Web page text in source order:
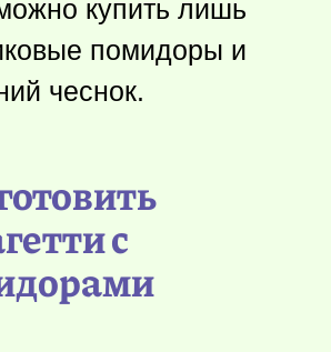
купить лишь
помидоры и
чеснок.
с